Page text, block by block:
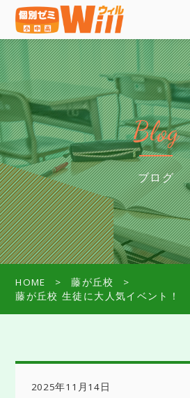
Blog
ブログ
HOME
藤が丘校
藤が丘校 生徒に大人気イベント！
2025年11月14日